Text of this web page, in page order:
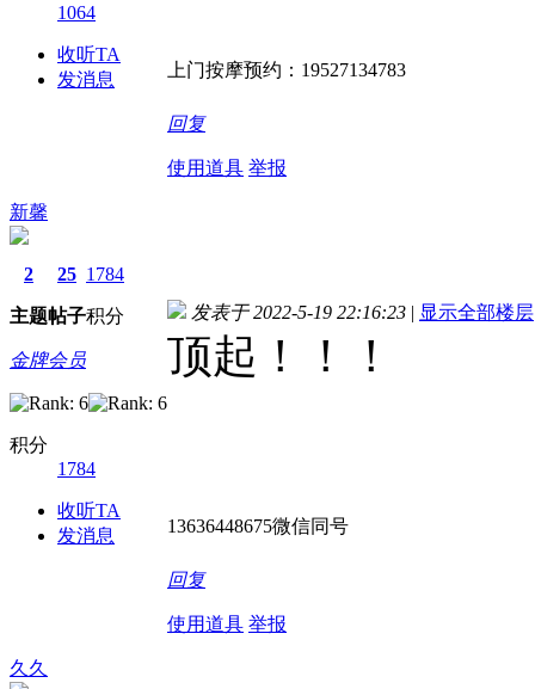
1064
收听TA
发消息
上门按摩预约：19527134783
回复
使用道具 举报
新馨
2
主题
25
帖子
1784
积分
金牌会员
积分
1784
收听TA
发消息
发表于 2022-5-19 22:16:23 | 显示全部楼层
顶起！！！
13636448675微信同号
回复
使用道具 举报
久久